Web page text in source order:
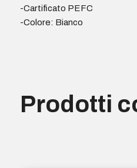
-Cartificato PEFC
-Colore: Bianco
Prodotti